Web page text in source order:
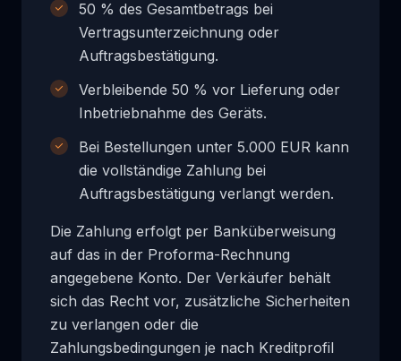
50 % des Gesamtbetrags bei
Vertragsunterzeichnung oder
Auftragsbestätigung.
Verbleibende 50 % vor Lieferung oder
Inbetriebnahme des Geräts.
Bei Bestellungen unter 5.000 EUR kann
die vollständige Zahlung bei
Auftragsbestätigung verlangt werden.
Die Zahlung erfolgt per Banküberweisung
auf das in der Proforma-Rechnung
angegebene Konto. Der Verkäufer behält
sich das Recht vor, zusätzliche Sicherheiten
zu verlangen oder die
Zahlungsbedingungen je nach Kreditprofil